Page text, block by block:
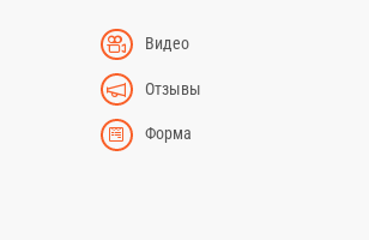
Видео
Отзывы
Форма